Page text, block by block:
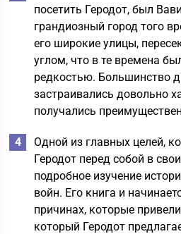
посетить Геродот, был
грандиозный город того
его широкие улицы,
углом, что в те времена
редкостью. Большинство
застраивались довольно
получались
Одной из главных целей,
Геродот перед собой в
подробное изучение
войн. Его книга и
причинах, которые
который Геродот